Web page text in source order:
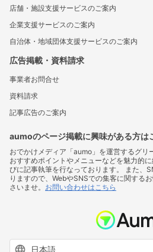
店舗・施設支援サービスのご案内
企業支援サービスのご案内
自治体・地域団体支援サービスのご案内
広告掲載・資料請求
事業者お問合せ
資料請求
記事広告のご案内
aumoのページ掲載に興味がある方は
おでかけメディア「aumo」を運営するグリ
おすすめポイントやメニューなどを魅力的
びに記事執筆を行なっております。 また、
りますので、WebやSNSでの集客に関する
さいませ。 お問い合わせはこちら